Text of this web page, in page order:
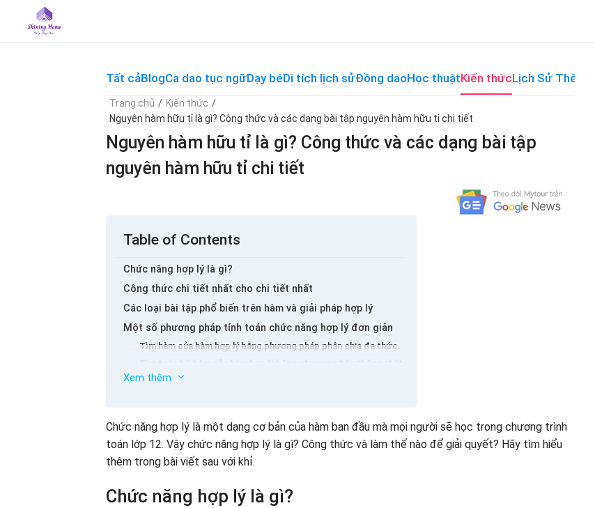
content
Tất cảBlogCa dao tục ngữDạy béDi tích lịch sửĐồng daoHọc thuậtKiến thứcLịch Sử Thế Giới
Trang chủ / Kiến thức /
Nguyên hàm hữu tỉ là gì? Công thức và các dạng bài tập nguyên hàm hữu tỉ chi tiết
Nguyên hàm hữu tỉ là gì? Công thức và các dạng bài tập
nguyên hàm hữu tỉ chi tiết
Table of Contents
Chức năng hợp lý là gì?
Công thức chi tiết nhất cho chi tiết nhất
Các loại bài tập phổ biến trên hàm và giải pháp hợp lý
Một số phương pháp tính toán chức năng hợp lý đơn giản
Tìm hàm của hàm hợp lý bằng phương pháp phân chia đa thức
Tìm hàm của hàm hợp lý theo dạng lượng giác
Xem thêm
Chức năng hợp lý là một dạng cơ bản của hàm ban đầu mà mọi người sẽ học trong chương trình
toán lớp 12. Vậy chức năng hợp lý là gì? Công thức và làm thế nào để giải quyết? Hãy tìm hiểu
thêm trong bài viết sau với khỉ.
Chức năng hợp lý là gì?